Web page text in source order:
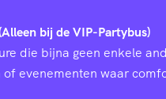
bij de VIP-Partybus)
die bijna geen enkele
evenementen waar